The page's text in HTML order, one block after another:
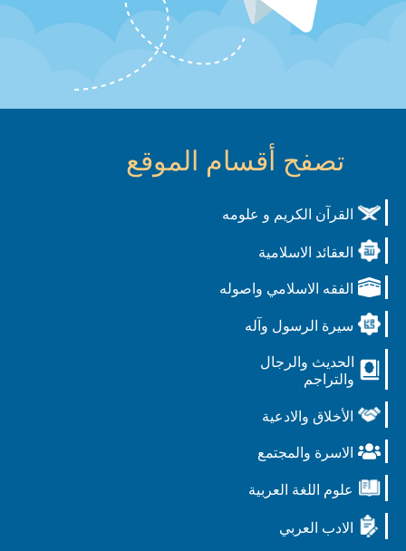
تصفح أقسام الموقع
القرآن الكريم و علومه
العقائد الاسلامية
الفقه الاسلامي واصوله
سيرة الرسول وآله
الحديث والرجال
والتراجم
الأخلاق والادعية
الاسرة والمجتمع
علوم اللغة العربية
الادب العربي